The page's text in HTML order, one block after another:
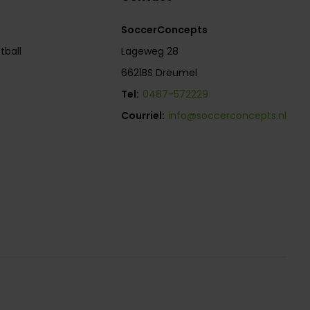
SoccerConcepts
Lageweg 28
6621BS Dreumel
Tel: 0487-572229
Courriel: info@soccerconcepts.nl